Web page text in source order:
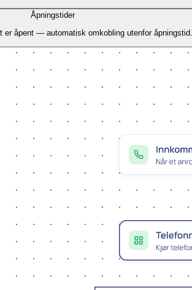
Åpningstider
er åpent — automatisk omkobling utenfor åpningstid.